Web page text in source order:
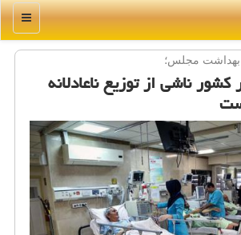
منو
بهداشت مجلس؛
ناشی از توزیع ناعادلانه